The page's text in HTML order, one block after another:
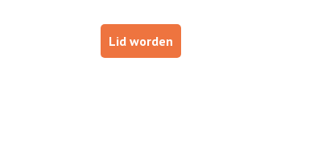
Lid worden